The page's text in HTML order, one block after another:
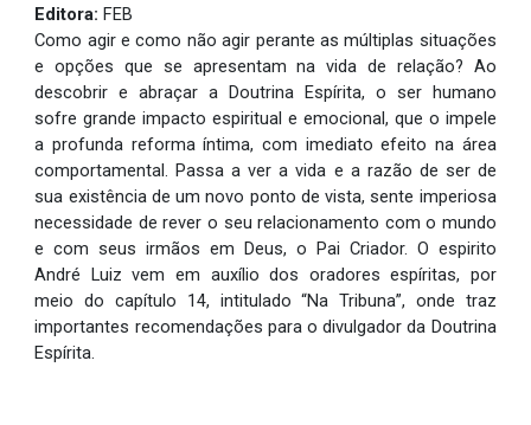
Editora:FEB
Como agir e como não agir perante as múltiplas situações
e opções que se apresentam na vida de relação? Ao
descobrir e abraçar a Doutrina Espírita, o ser humano
sofre grande impacto espiritual e emocional, que o impele
a profunda reforma íntima, com imediato efeito na área
comportamental. Passa a ver a vida e a razão de ser de
sua existência de um novo ponto de vista, sente imperiosa
necessidade de rever o seu relacionamento com o mundo
e com seus irmãos em Deus, o Pai Criador. O espirito
André Luiz vem em auxílio dos oradores espíritas, por
meio do capítulo 14, intitulado “Na Tribuna”, onde traz
importantes recomendações para o divulgador da Doutrina
Espírita.